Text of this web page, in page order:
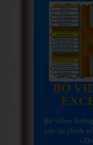
BỘ
Bộ video
cáo tài chính
-